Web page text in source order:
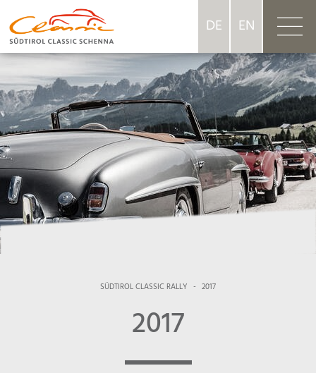
DE EN
SÜDTIROL CLASSIC RALLY - 2017
2017